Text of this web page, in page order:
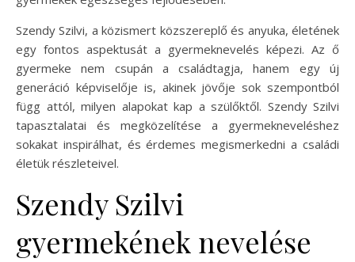
Szendy Szilvi, a közismert közszereplő és anyuka, életének
egy fontos aspektusát a gyermeknevelés képezi. Az ő
gyermeke nem csupán a családtagja, hanem egy új
generáció képviselője is, akinek jövője sok szempontból
függ attól, milyen alapokat kap a szülőktől. Szendy Szilvi
tapasztalatai és megközelítése a gyermekneveléshez
sokakat inspirálhat, és érdemes megismerkedni a családi
életük részleteivel.
Szendy Szilvi
gyermekének nevelése